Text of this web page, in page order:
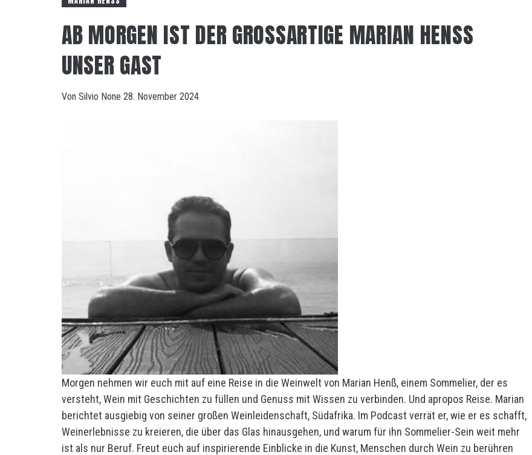
AB MORGEN IST DER GROSSARTIGE MARIAN HENSS U
NSER GAST
Von Silvio None 28. November 2024
Morgen nehmen wir euch mit auf eine Reise in die Weinwelt von Marian Henß, einem Sommelier, der es
versteht, Wein mit Geschichten zu füllen und Genuss mit Wissen zu verbinden. Und apropos Reise. Marian
berichtet ausgiebig von seiner großen Weinleidenschaft, Südafrika. Im Podcast verrät er, wie er es schafft,
Weinerlebnisse zu kreieren, die über das Glas hinausgehen, und warum für ihn Sommelier-Sein weit mehr
ist als nur Beruf. Freut euch auf inspirierende Einblicke in die Kunst, Menschen durch Wein zu berühren